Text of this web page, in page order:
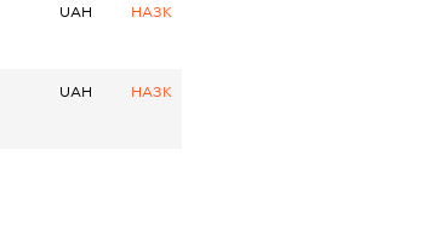
UAH НАЗК
UAH НАЗК